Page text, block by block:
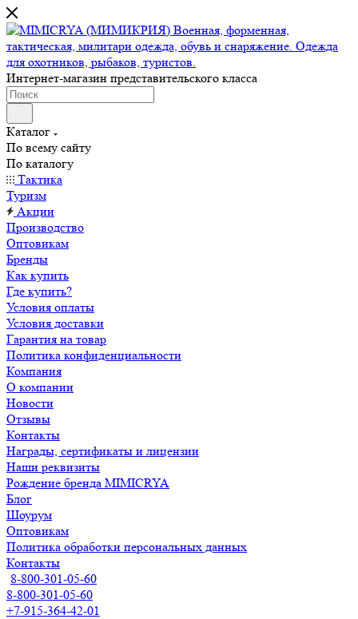
Интернет-магазин представительского класса
Каталог
По всему сайту
По каталогу
Тактика
Туризм
Акции
Производство
Оптовикам
Бренды
Как купить
Где купить?
Условия оплаты
Условия доставки
Гарантия на товар
Политика конфиденциальности
Компания
О компании
Новости
Отзывы
Контакты
Награды, сертификаты и лицензии
Наши реквизиты
Рождение бренда MIMICRYA
Блог
Шоурум
Оптовикам
Политика обработки персональных данных
Контакты
8-800-301-05-60
8-800-301-05-60
+7-915-364-42-01